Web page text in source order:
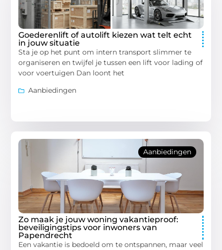
Goederenlift of autolift kiezen wat telt echt
in jouw situatie
Sta je op het punt om intern transport slimmer te
organiseren en twijfel je tussen een lift voor lading of
voor voertuigen Dan loont het
Aanbiedingen
Aanbiedingen
Zo maak je jouw woning vakantieproof:
beveiligingstips voor inwoners van
Papendrecht
Een vakantie is bedoeld om te ontspannen, maar veel